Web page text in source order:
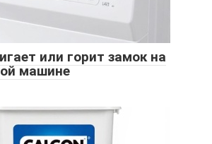
или горит замок на
машине